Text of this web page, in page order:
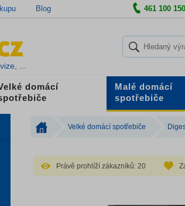
Blog 461 100 150
...
domácí
Malé domácí
spotřebiče
Velké domácí spotřebiče
Právě prohlíží zákazníků: 20